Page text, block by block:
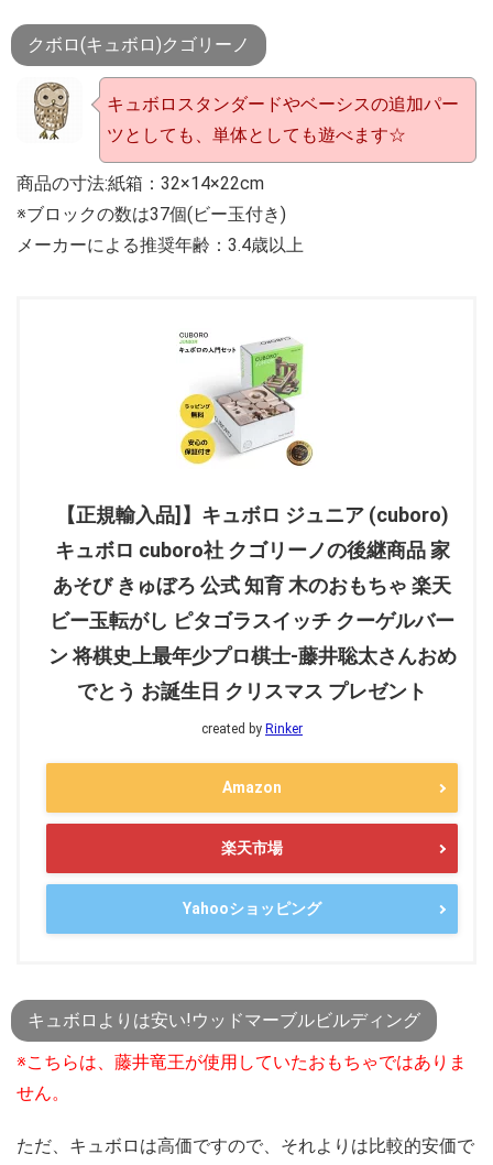
クボロ(キュボロ)クゴリーノ
キュボロスタンダードやベーシスの追加パー
ツとしても、単体としても遊べます☆
商品の寸法:紙箱：32×14×22cm
※ブロックの数は37個(ビー玉付き)
メーカーによる推奨年齢：3.4歳以上
【正規輸入品]】キュボロ ジュニア (cuboro)
キュボロ cuboro社 クゴリーノの後継商品 家
あそび きゅぼろ 公式 知育 木のおもちゃ 楽天
ビー玉転がし ピタゴラスイッチ クーゲルバー
ン 将棋史上最年少プロ棋士-藤井聡太さんおめ
でとう お誕生日 クリスマス プレゼント
created by Rinker
Amazon
楽天市場
Yahooショッピング
キュボロよりは安い!ウッドマーブルビルディング
※こちらは、藤井竜王が使用していたおもちゃではありま
せん。
ただ、キュボロは高価ですので、それよりは比較的安価で